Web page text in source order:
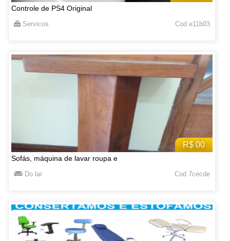
Controle de PS4 Original
Servicos Cod e11b03
R$ 00
Sofás, máquina de lavar roupa e
Do lar Cod 7cecde